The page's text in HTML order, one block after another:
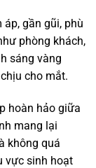
gần gũi, phù
phòng khách,
sáng vàng
cho mắt.
hoàn hảo giữa
mang lại
không quá
vực sinh hoạt